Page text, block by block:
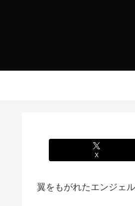
X
翼をもがれたエンジェ